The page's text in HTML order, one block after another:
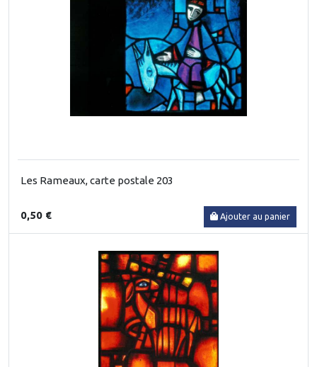
Les Rameaux, carte postale 203
0,50 € Ajouter au panier